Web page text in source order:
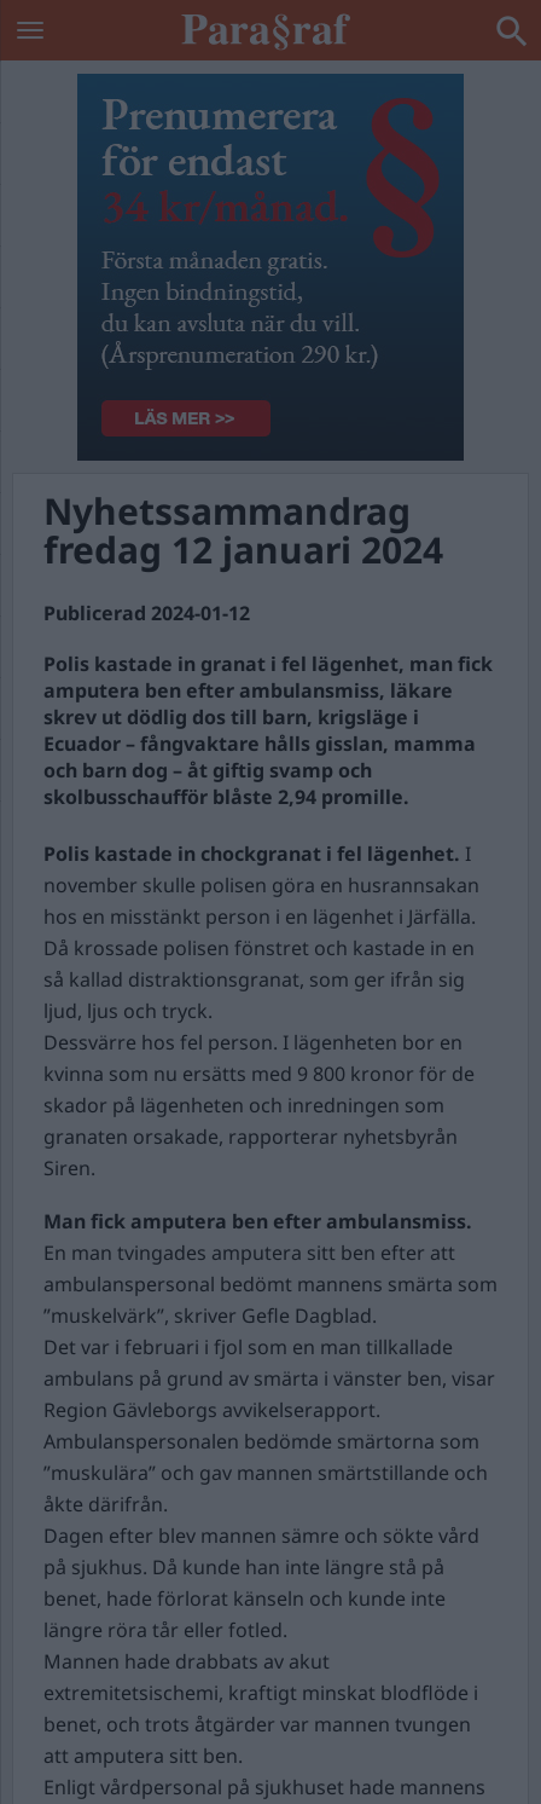
Nyhetssammandrag
fredag 12 januari 2024
Publicerad 2024-01-12
Polis kastade in granat i fel lägenhet, man fick
amputera ben efter ambulansmiss, läkare
skrev ut dödlig dos till barn, krigsläge i
Ecuador – fångvaktare hålls gisslan, mamma
och barn dog – åt giftig svamp och
skolbusschaufför blåste 2,94 promille.
Polis kastade in chockgranat i fel lägenhet. I
november skulle polisen göra en husrannsakan
hos en misstänkt person i en lägenhet i Järfälla.
Då krossade polisen fönstret och kastade in en
så kallad distraktionsgranat, som ger ifrån sig
ljud, ljus och tryck.
Dessvärre hos fel person. I lägenheten bor en
kvinna som nu ersätts med 9 800 kronor för de
skador på lägenheten och inredningen som
granaten orsakade, rapporterar nyhetsbyrån
Siren.
Man fick amputera ben efter ambulansmiss.
En man tvingades amputera sitt ben efter att
ambulanspersonal bedömt mannens smärta som
”muskelvärk”, skriver Gefle Dagblad.
Det var i februari i fjol som en man tillkallade
ambulans på grund av smärta i vänster ben, visar
Region Gävleborgs avvikelserapport.
Ambulanspersonalen bedömde smärtorna som
”muskulära” och gav mannen smärtstillande och
åkte därifrån.
Dagen efter blev mannen sämre och sökte vård
på sjukhus. Då kunde han inte längre stå på
benet, hade förlorat känseln och kunde inte
längre röra tår eller fotled.
Mannen hade drabbats av akut
extremitetsischemi, kraftigt minskat blodflöde i
benet, och trots åtgärder var mannen tvungen
att amputera sitt ben.
Enligt vårdpersonal på sjukhuset hade mannens